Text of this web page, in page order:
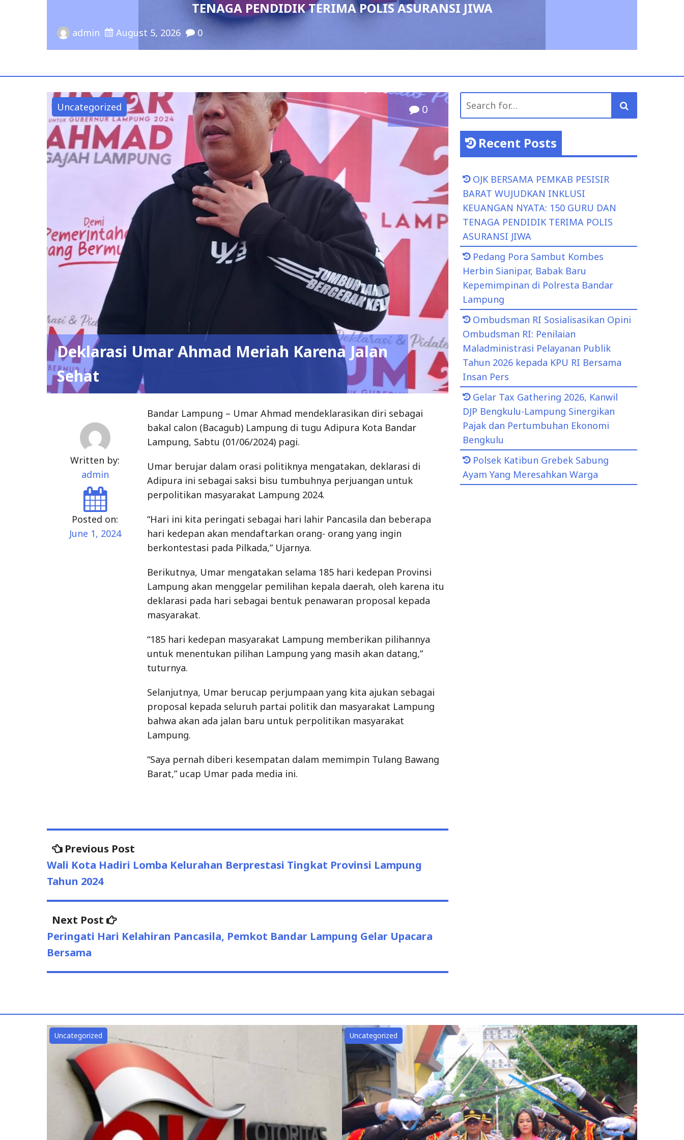
TENAGA PENDIDIK TERIMA POLIS ASURANSI JIWA
August 5, 2026 0
Uncategorized 0
Deklarasi Umar Ahmad Meriah Karena Jalan
Sehat
Written by:
admin
Posted on:
June 1, 2024
Bandar Lampung – Umar Ahmad mendeklarasikan diri sebagai
bakal calon (Bacagub) Lampung di tugu Adipura Kota Bandar
Lampung, Sabtu (01/06/2024) pagi.
Umar berujar dalam orasi politiknya mengatakan, deklarasi di
Adipura ini sebagai saksi bisu tumbuhnya perjuangan untuk
perpolitikan masyarakat Lampung 2024.
“Hari ini kita peringati sebagai hari lahir Pancasila dan beberapa
hari kedepan akan mendaftarkan orang- orang yang ingin
berkontestasi pada Pilkada,” Ujarnya.
Berikutnya, Umar mengatakan selama 185 hari kedepan Provinsi
Lampung akan menggelar pemilihan kepala daerah, oleh karena itu
deklarasi pada hari sebagai bentuk penawaran proposal kepada
masyarakat.
“185 hari kedepan masyarakat Lampung memberikan pilihannya
untuk menentukan pilihan Lampung yang masih akan datang,”
tuturnya.
Selanjutnya, Umar berucap perjumpaan yang kita ajukan sebagai
proposal kepada seluruh partai politik dan masyarakat Lampung
bahwa akan ada jalan baru untuk perpolitikan masyarakat
Lampung.
“Saya pernah diberi kesempatan dalam memimpin Tulang Bawang
Barat,” ucap Umar pada media ini.
Post
navigation
Previous Post
post:
Wali Kota Hadiri Lomba Kelurahan Berprestasi Tingkat Provinsi Lampung
Tahun 2024
Next Post
Next
post:
Peringati Hari Kelahiran Pancasila, Pemkot Bandar Lampung Gelar Upacara
Bersama
Search
Recent Posts
OJK BERSAMA PEMKAB PESISIR
BARAT WUJUDKAN INKLUSI
KEUANGAN NYATA: 150 GURU DAN
TENAGA PENDIDIK TERIMA POLIS
ASURANSI JIWA
Pedang Pora Sambut Kombes
Herbin Sianipar, Babak Baru
Kepemimpinan di Polresta Bandar
Lampung
Ombudsman RI Sosialisasikan Opini
Ombudsman RI: Penilaian
Maladministrasi Pelayanan Publik
Tahun 2026 kepada KPU RI Bersama
Insan Pers
Gelar Tax Gathering 2026, Kanwil
DJP Bengkulu-Lampung Sinergikan
Pajak dan Pertumbuhan Ekonomi
Bengkulu
Polsek Katibun Grebek Sabung
Ayam Yang Meresahkan Warga
Uncategorized Uncategorized